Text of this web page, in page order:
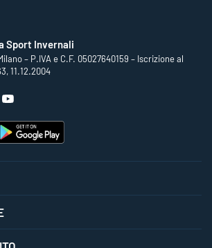
Sport Invernali
– P.IVA e C.F. 05027640159 – Iscrizione al
11.12.2004